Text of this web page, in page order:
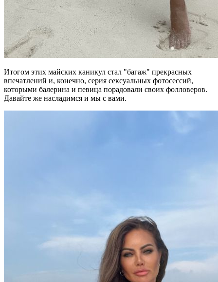
Итогом этих майских каникул стал "багаж" прекрасных
впечатлений и, конечно, серия сексуальных фотосессий,
которыми балерина и певица порадовали своих фолловеров.
Давайте же насладимся и мы с вами.